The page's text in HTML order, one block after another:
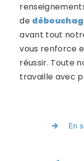
de
avant tout
vous renforce
réussir. Toute
travaille avec
En